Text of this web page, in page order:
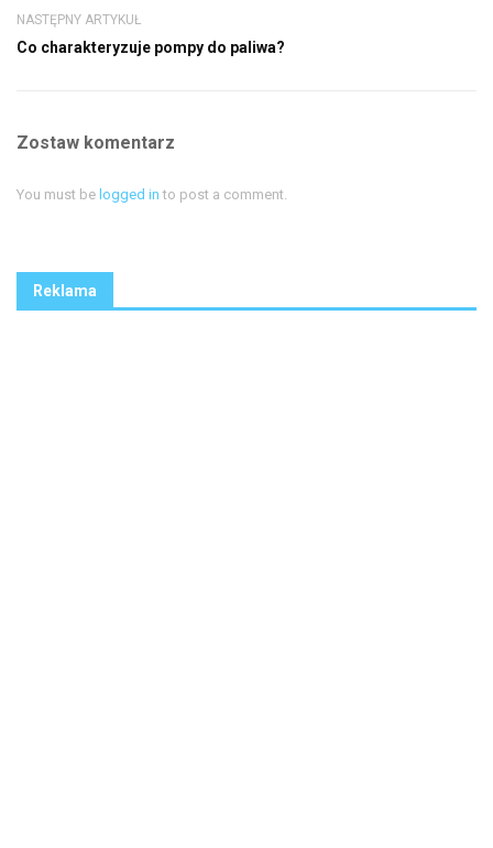
NASTĘPNY ARTYKUŁ
Co charakteryzuje pompy do paliwa?
Zostaw komentarz
You must be logged in to post a comment.
Reklama